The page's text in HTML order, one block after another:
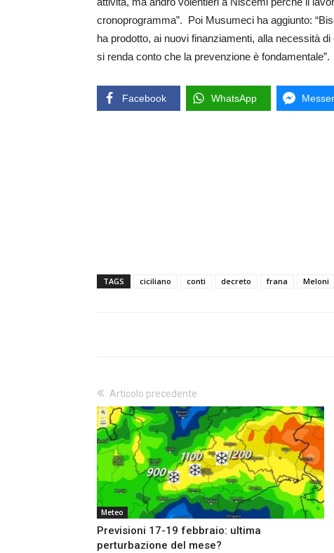
cronoprogramma”. Poi Musumeci ha aggiunto:
ha prodotto, ai nuovi finanziamenti, alla necessità
si renda conto che la prevenzione è fondamentale”.
Facebook WhatsApp
TAGS ciciliano conti decreto frana Meloni
Articolo precedente
Meteo
Previsioni 17-19 febbraio: ultima
perturbazione del mese?